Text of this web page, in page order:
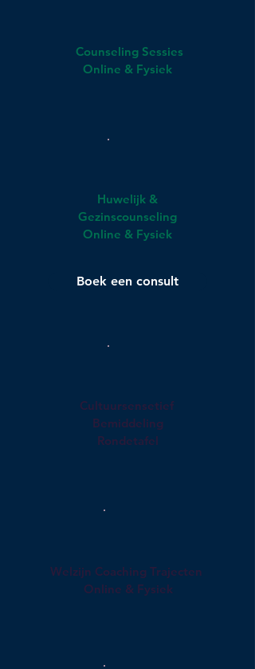
Counseling Sessies
Online & Fysiek
Huwelijk &
Gezinscounseling
Online & Fysiek
Boek een consult
Cultuursensetief
Bemiddeling
Rondetafel
Welzijn Coaching Trajecten
Online & Fysiek